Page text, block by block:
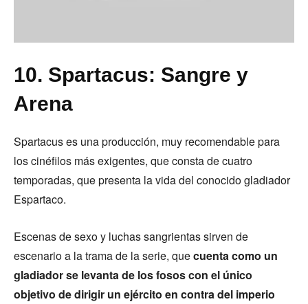
10. Spartacus: Sangre y
Arena
Spartacus es una producción, muy recomendable para
los cinéfilos más exigentes, que consta de cuatro
temporadas, que presenta la vida del conocido gladiador
Espartaco.
Escenas de sexo y luchas sangrientas sirven de
escenario a la trama de la serie, quecuenta como un
gladiador se levanta de los fosos con el único
objetivo de dirigir un ejército en contra del imperio